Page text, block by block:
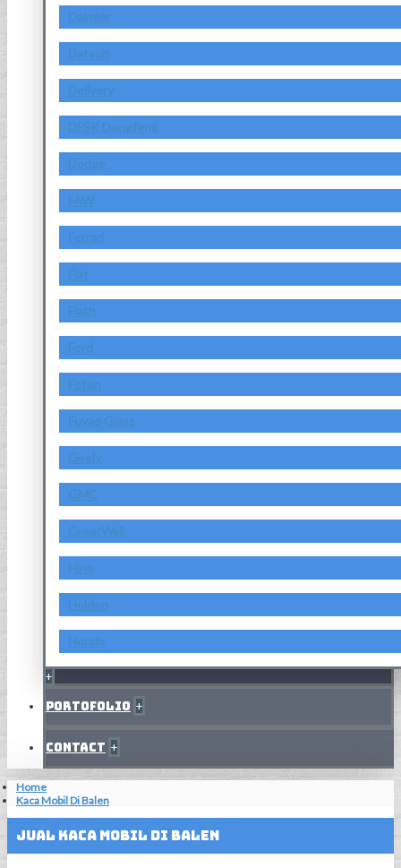
Daimler
Datsun
Delivery
DFSK Dongfeng
Dodge
FAW
Ferrari
Fiat
Fiath
Ford
Foton
Fuyao Glass
Geely
GMC
GreatWall
Hino
Holden
Honda
+
Portofolio +
Contact +
Home
Kaca Mobil Di Balen
Jual Kaca Mobil Di Balen